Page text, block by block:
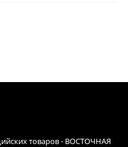
товаров - ВОСТОЧНАЯ